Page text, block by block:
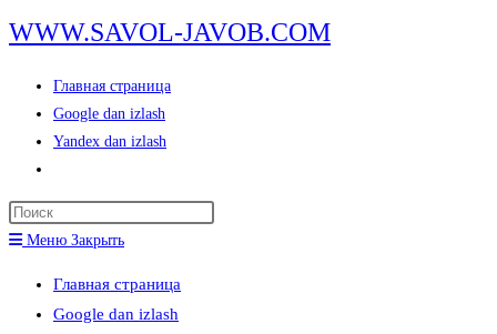
Перейти
к
содержимому
WWW.SAVOL-JAVOB.COM
Главная страница
Google dan izlash
Yandex dan izlash
по
веб-
сайту
Меню Закрыть
Главная страница
Google dan izlash